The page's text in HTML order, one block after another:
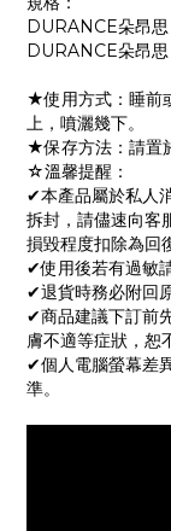
DURANCE朵昂
DURANCE朵昂
★使用方式：睡前
上，噴灑幾下。
★保存方法：請置
☆溫馨提醒：
✔本產品屬於私人
拆封，請儘速向客
損毀程度扣除為回
✔使用後若有過敏
✔退貨時務必附回
✔商品建議下訂前
膚不適等症狀，恕
✔個人電腦螢幕差
準。